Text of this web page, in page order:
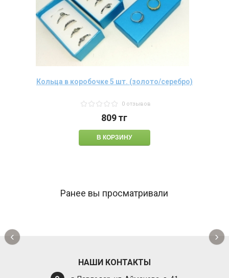
Кольца в коробочке 5 шт. (золото/серебро)
0 отзывов
809тг
Ранее вы просматривали
‹ ›
НАШИ КОНТАКТЫ